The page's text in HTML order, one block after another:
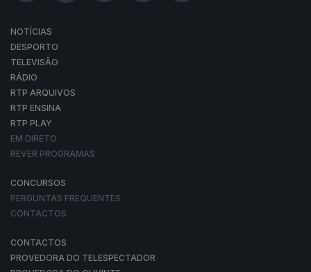
NOTÍCIAS
DESPORTO
TELEVISÃO
RÁDIO
RTP ARQUIVOS
RTP ENSINA
RTP PLAY
EM DIRETO
REVER PROGRAMAS
CONCURSOS
PERGUNTAS FREQUENTES
CONTACTOS
CONTACTOS
PROVEDORA DO TELESPECTADOR